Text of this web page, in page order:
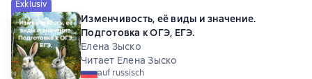
Exklusiv
Изменчивость, её виды и значение.
Подготовка к ОГЭ, ЕГЭ.
Елена Зыско
Читает Елена Зыско
auf russisch